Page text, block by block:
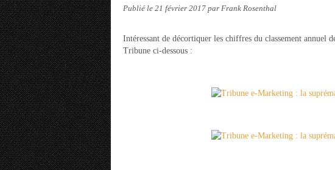
Publié le 21 février 2017 par Frank Rosenthal
Intéressant de décortiquer les chiffres du classement annuel
Tribune ci-dessous :